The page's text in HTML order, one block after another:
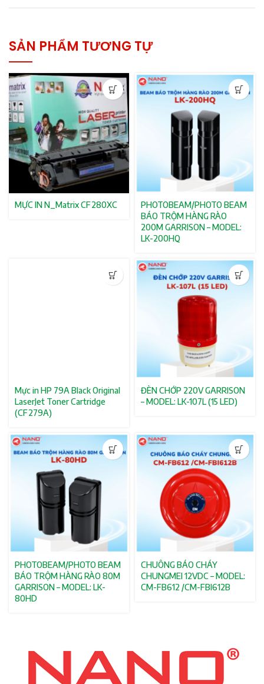
SẢN PHẨM TƯƠNG TỰ
MỰC IN N_Matrix CF280XC
PHOTOBEAM/PHOTO BEAM
BÁO TRỘM HÀNG RÀO
200M GARRISON – MODEL:
LK-200HQ
Mực in HP 79A Black Original
LaserJet Toner Cartridge
(CF279A)
ĐÈN CHỚP 220V GARRISON
– MODEL: LK-107L (15 LED)
PHOTOBEAM/PHOTO BEAM
BÁO TRỘM HÀNG RÀO 80M
GARRISON – MODEL: LK-
80HD
CHUÔNG BÁO CHÁY
CHUNGMEI 12VDC – MODEL:
CM-FB612 /CM-FBI612B